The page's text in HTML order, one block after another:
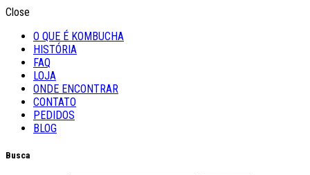
Close
O QUE É KOMBUCHA
HISTÓRIA
FAQ
LOJA
ONDE ENCONTRAR
CONTATO
PEDIDOS
BLOG
Busca